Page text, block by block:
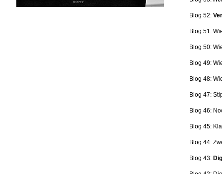
Blog 52:
Blog 51:
Blog 50:
Blog 49:
Blog 48:
Blog 47:
Blog 46:
Blog 45:
Blog 44:
Blog 43: